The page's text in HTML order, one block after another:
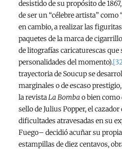
desistido de su propósito de
de ser un “célebre artista” como
en cambio, a realizar las
paquetes de la marca de
de litografías caricaturescas
personalidades del momento).
trayectoria de Soucup se
marginales o de escaso
la revistaLa Bomba o bien como
sello de Julius Popper, el
dificultades atravesadas en su
Fuego– decidió acuñar su
estampillas de diez centavos,